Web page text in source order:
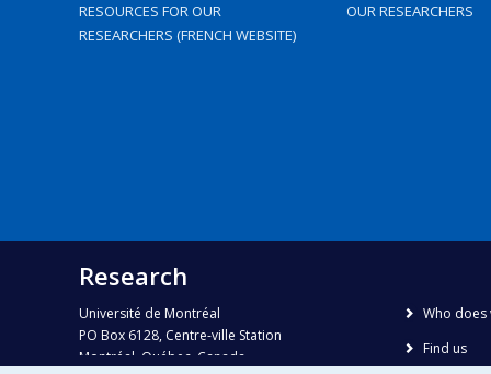
RESOURCES FOR OUR
RESEARCHERS (FRENCH WEBSITE)
OUR RESEARCHERS
Research
Université de Montréal
PO Box 6128, Centre-ville Station
Montréal, Québec, Canada
Who does
Find us